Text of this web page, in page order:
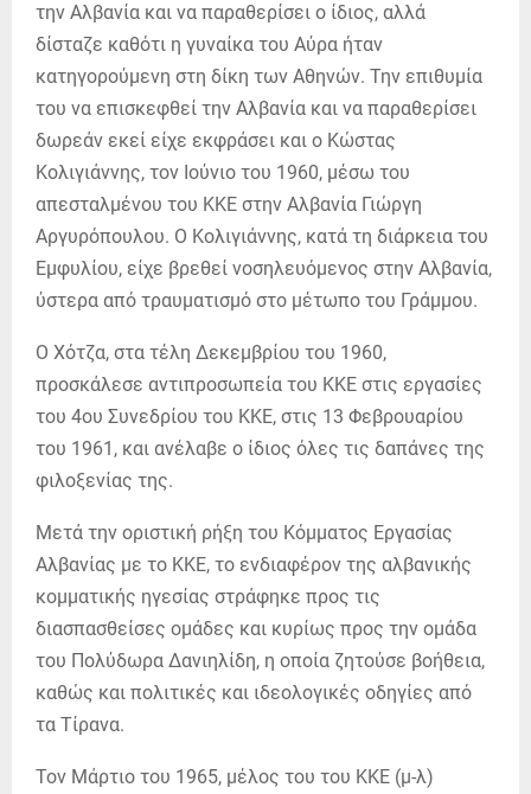
την Αλβανία και να παραθερίσει ο ίδιος, αλλά
δίσταζε καθότι η γυναίκα του Αύρα ήταν
κατηγορούμενη στη δίκη των Αθηνών. Την επιθυμία
του να επισκεφθεί την Αλβανία και να παραθερίσει
δωρεάν εκεί είχε εκφράσει και ο Κώστας
Κολιγιάννης, τον Ιούνιο του 1960, μέσω του
απεσταλμένου του ΚΚΕ στην Αλβανία Γιώργη
Αργυρόπουλου. Ο Κολιγιάννης, κατά τη διάρκεια του
Εμφυλίου, είχε βρεθεί νοσηλευόμενος στην Αλβανία,
ύστερα από τραυματισμό στο μέτωπο του Γράμμου.
Ο Χότζα, στα τέλη Δεκεμβρίου του 1960,
προσκάλεσε αντιπροσωπεία του ΚΚΕ στις εργασίες
του 4ου Συνεδρίου του ΚΚΕ, στις 13 Φεβρουαρίου
του 1961, και ανέλαβε ο ίδιος όλες τις δαπάνες της
φιλοξενίας της.
Μετά την οριστική ρήξη του Κόμματος Εργασίας
Αλβανίας με το ΚΚΕ, το ενδιαφέρον της αλβανικής
κομματικής ηγεσίας στράφηκε προς τις
διασπασθείσες ομάδες και κυρίως προς την ομάδα
του Πολύδωρα Δανιηλίδη, η οποία ζητούσε βοήθεια,
καθώς και πολιτικές και ιδεολογικές οδηγίες από
τα Τίρανα.
Τον Μάρτιο του 1965, μέλος του του ΚΚΕ (μ-λ)